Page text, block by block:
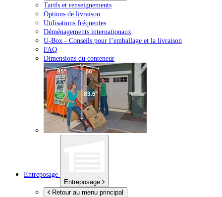
Tarifs et renseignements
Options de livraison
Utilisations fréquentes
Déménagements internationaux
U-Box - Conseils pour l’emballage et la livraison
FAQ
Dimensions du conteneur
Entreposage
Entreposage
Retour au menu principal